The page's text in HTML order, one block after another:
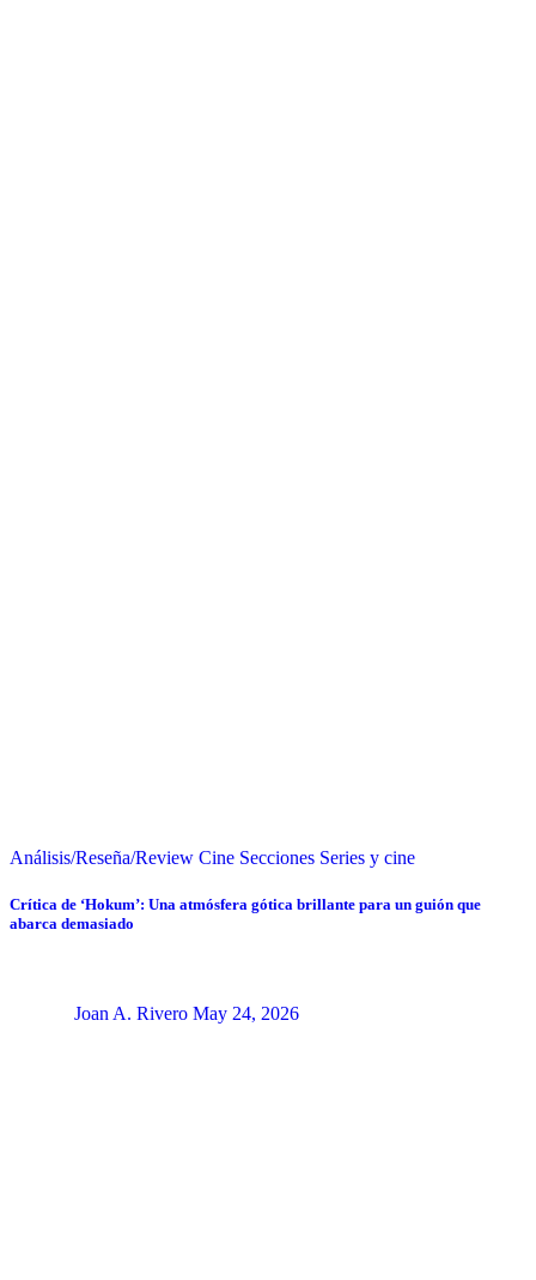
Análisis/Reseña/Review Cine Secciones Series y cine
Crítica de ‘Hokum’: Una atmósfera gótica brillante para un guión que
abarca demasiado
Joan A. Rivero May 24, 2026